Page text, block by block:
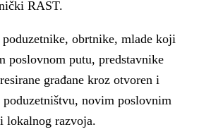
RAST.
obrtnike, mlade koji
poslovnom putu, predstavnike
građane kroz otvoren i
novim poslovnim
lokalnog razvoja.